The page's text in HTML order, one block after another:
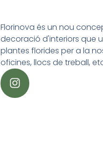
Florinova és un nou
decoració d'interiors que
plantes florides per a la
oficines, llocs de treball,